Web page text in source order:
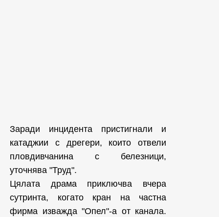
Заради инцидента пристигнали и
катаджии с дрегери, които отвели
пловдивчанина с белезници,
уточнява "Труд".
Цялата драма приключва вчера
сутринта, когато кран на частна
фирма изважда "Опел"-а от канала.